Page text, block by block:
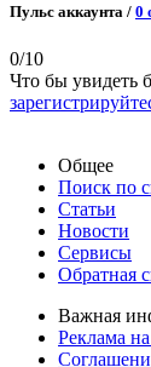
Пульс аккаунта / 0
0/10
Что бы увидеть
Общее
Поиск по
Статьи
Новости
Сервисы
Обратная
Важная
Реклама